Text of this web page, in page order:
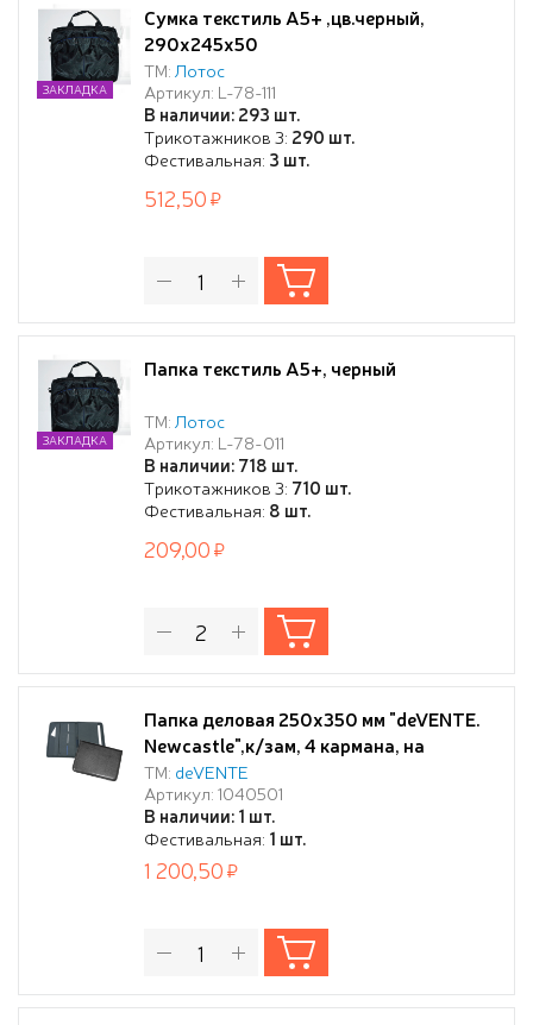
Сумка текстиль А5+ ,цв.черный,
290х245х50
ТМ:Лотос
Артикул: L-78-111
В наличии: 293 шт.
Трикотажников 3: 290 шт.
Фестивальная: 3 шт.
ЗАКЛАДКА
512,50
Папка текстиль А5+, черный
ТМ:Лотос
Артикул: L-78-011
В наличии: 718 шт.
Трикотажников 3: 710 шт.
Фестивальная: 8 шт.
ЗАКЛАДКА
209,00
Папка деловая 250x350 мм "deVENTE.
Newcastle",к/зам, 4 кармана, на
молнии, черная
ТМ: deVENTE
Артикул: 1040501
В наличии: 1 шт.
Фестивальная: 1 шт.
1 200,50